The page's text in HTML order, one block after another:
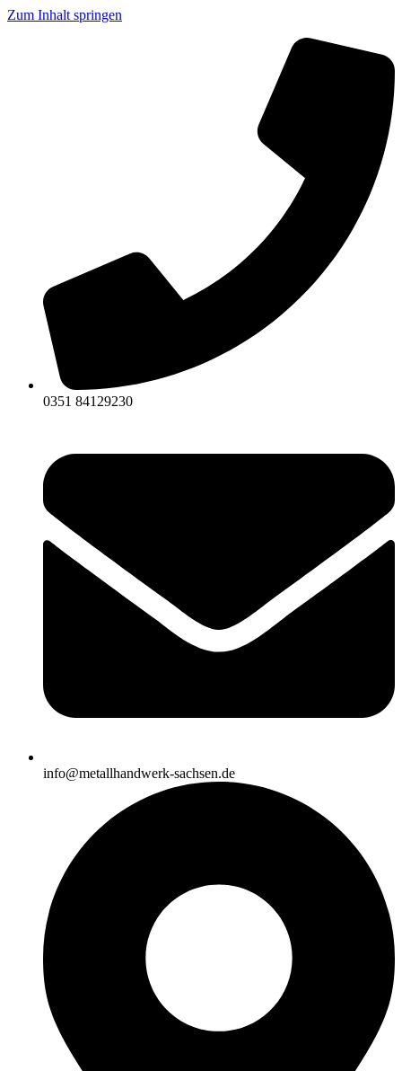
Zum Inhalt springen
0351 84129230
info@metallhandwerk-sachsen.de